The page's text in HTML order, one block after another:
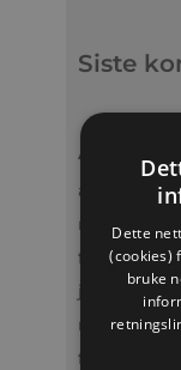
Siste
Arkiv
april 2026
mars 2026
februar
januar 2026
mars 2025
februar 2025
Dette
(cookies)
bruke